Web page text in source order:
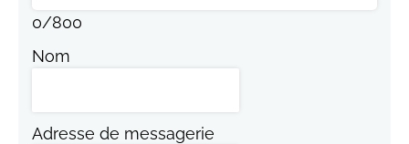
0/800
Nom
Adresse de messagerie